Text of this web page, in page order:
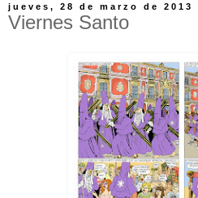
jueves, 28 de marzo de 2013
Viernes Santo